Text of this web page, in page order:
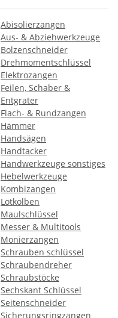
Abisolierzangen
Aus- & Abziehwerkzeuge
Bolzenschneider
Drehmomentschlüssel
Elektrozangen
Feilen, Schaber &
Entgrater
Flach- & Rundzangen
Hämmer
Handsägen
Handtacker
Handwerkzeuge sonstiges
Hebelwerkzeuge
Kombizangen
Lötkolben
Maulschlüssel
Messer & Multitools
Monierzangen
Schrauben schlüssel
Schraubendreher
Schraubstöcke
Sechskant Schlüssel
Seitenschneider
Sicherungsringzangen